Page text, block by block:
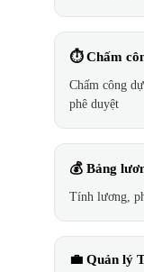
⏱️ Chấm
Chấm công
phê duyệt
💰 Bảng
Tính lương,
💼 Quản lý